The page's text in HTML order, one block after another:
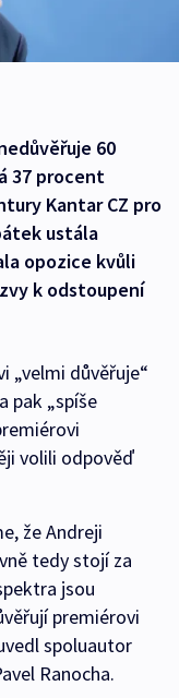
60
37 procent
Kantar CZ pro
ustála
opozice kvůli
k odstoupení
„velmi důvěřuje“
pak „spíše
volili odpověď
že Andreji
tedy stojí za
jsou
premiérovi
spoluautor
Ranocha.